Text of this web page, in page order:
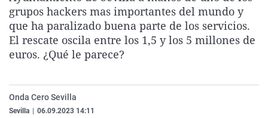
La rosa de los vientos
Gente viajera
Caso
Retornados
Extremadura
Galicia
Virales
Televisión
grupos hackers mas importantes del mundo y
que ha paralizado buena parte de los servicios.
El rescate oscila entre los 1,5 y los 5 millones de
euros. ¿Qué le parece?
Onda Cero Sevilla
Sevilla 06.09.2023 14:11